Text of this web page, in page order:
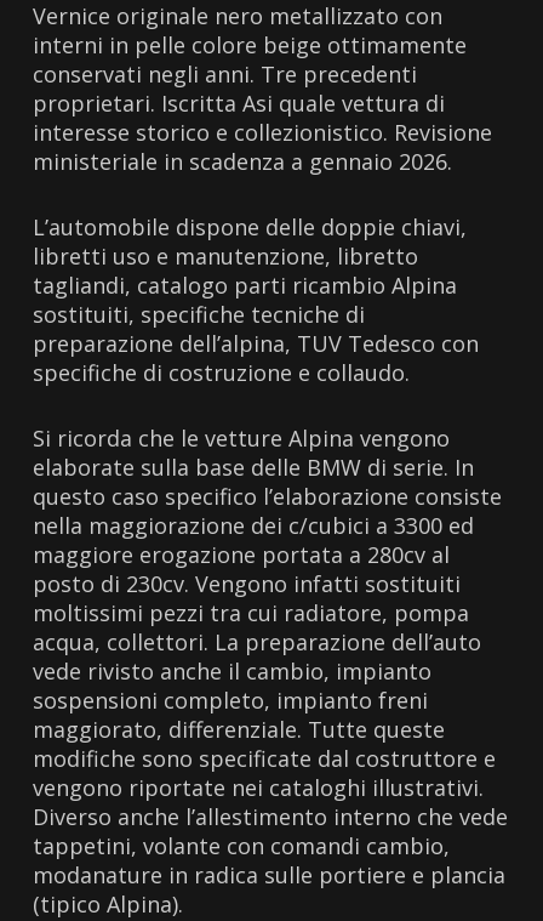
Vernice originale nero metallizzato con
interni in pelle colore beige ottimamente
conservati negli anni. Tre precedenti
proprietari. Iscritta Asi quale vettura di
interesse storico e collezionistico. Revisione
ministeriale in scadenza a gennaio 2026.
L’automobile dispone delle doppie chiavi,
libretti uso e manutenzione, libretto
tagliandi, catalogo parti ricambio Alpina
sostituiti, specifiche tecniche di
preparazione dell’alpina, TUV Tedesco con
specifiche di costruzione e collaudo.
Si ricorda che le vetture Alpina vengono
elaborate sulla base delle BMW di serie. In
questo caso specifico l’elaborazione consiste
nella maggiorazione dei c/cubici a 3300 ed
maggiore erogazione portata a 280cv al
posto di 230cv. Vengono infatti sostituiti
moltissimi pezzi tra cui radiatore, pompa
acqua, collettori. La preparazione dell’auto
vede rivisto anche il cambio, impianto
sospensioni completo, impianto freni
maggiorato, differenziale. Tutte queste
modifiche sono specificate dal costruttore e
vengono riportate nei cataloghi illustrativi.
Diverso anche l’allestimento interno che vede
tappetini, volante con comandi cambio,
modanature in radica sulle portiere e plancia
(tipico Alpina).